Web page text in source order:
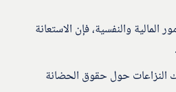
المالية والنفسية، فإن الاستعانة
النزاعات حول حقوق الحضانة